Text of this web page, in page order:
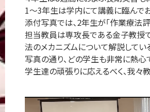
1～3年生は学内にて講義に臨んで
添付写真では、2年生が「作業療法
担当教員は専攻長である金子教授
法のメカニズムについて解説してい
写真の通り、どの学生も非常に熱心
学生達の頑張りに応えるべく、我々